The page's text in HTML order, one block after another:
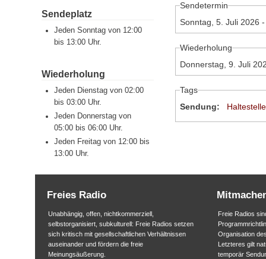
Sendeplatz
Jeden Sonntag von 12:00
bis 13:00 Uhr.
Wiederholung
Jeden Dienstag von 02:00
bis 03:00 Uhr.
Jeden Donnerstag von
05:00 bis 06:00 Uhr.
Jeden Freitag von 12:00 bis
13:00 Uhr.
Sendetermin
Sonntag, 5. Juli 2026
Wiederholung
Donnerstag, 9. Juli
Tags
Sendung:
Freies Radio
Unabhängig, offen, nichtkommerziell,
selbstorganisiert, subkulturell: Freie Radios setzen
sich kritisch mit gesellschaftlichen Verhältnissen
auseinander und fördern die freie
Meinungsäußerung.
Freie Radios
Organisation
Letzteres gilt
temporär